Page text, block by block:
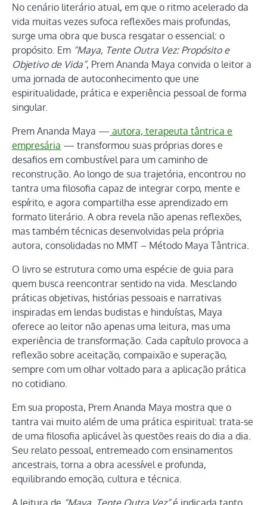
No cenário literário atual, em que o ritmo acelerado da
vida muitas vezes sufoca reflexões mais profundas,
surge uma obra que busca resgatar o essencial: o
propósito. Em “Maya, Tente Outra Vez: Propósito e
Objetivo de Vida”, Prem Ananda Maya convida o leitor a
uma jornada de autoconhecimento que une
espiritualidade, prática e experiência pessoal de forma
singular.
Prem Ananda Maya — autora, terapeuta tântrica e
empresária — transformou suas próprias dores e
desafios em combustível para um caminho de
reconstrução. Ao longo de sua trajetória, encontrou no
tantra uma filosofia capaz de integrar corpo, mente e
espírito, e agora compartilha esse aprendizado em
formato literário. A obra revela não apenas reflexões,
mas também técnicas desenvolvidas pela própria
autora, consolidadas no MMT – Método Maya Tântrica.
O livro se estrutura como uma espécie de guia para
quem busca reencontrar sentido na vida. Mesclando
práticas objetivas, histórias pessoais e narrativas
inspiradas em lendas budistas e hinduístas, Maya
oferece ao leitor não apenas uma leitura, mas uma
experiência de transformação. Cada capítulo provoca a
reflexão sobre aceitação, compaixão e superação,
sempre com um olhar voltado para a aplicação prática
no cotidiano.
Em sua proposta, Prem Ananda Maya mostra que o
tantra vai muito além de uma prática espiritual: trata-se
de uma filosofia aplicável às questões reais do dia a dia.
Seu relato pessoal, entremeado com ensinamentos
ancestrais, torna a obra acessível e profunda,
equilibrando emoção, cultura e técnica.
A leitura de “Maya, Tente Outra Vez”é indicada tanto